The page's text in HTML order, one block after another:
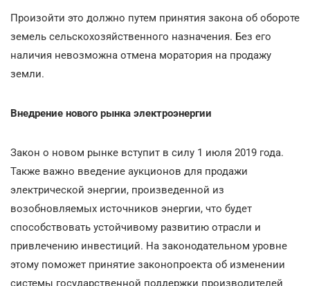
Произойти это должно путем принятия закона об обороте
земель сельскохозяйственного назначения. Без его
наличия невозможна отмена моратория на продажу
земли.
Внедрение нового рынка электроэнергии
Закон о новом рынке вступит в силу 1 июля 2019 года.
Также важно введение аукционов для продажи
электрической энергии, произведенной из
возобновляемых источников энергии, что будет
способствовать устойчивому развитию отрасли и
привлечению инвестиций. На законодательном уровне
этому поможет принятие законопроекта об изменении
системы государственной поддержки производителей